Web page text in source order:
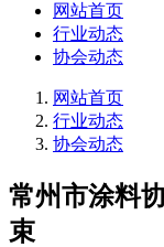
网站首页
行业动态
协会动态
网站首页
行业动态
协会动态
常州市涂料
束